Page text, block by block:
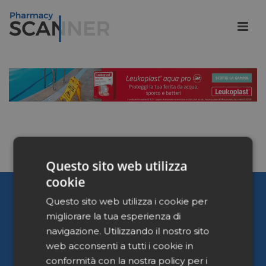
Pharmacy Scanner
Chi siamo
Contattaci
Privacy Policy
Questo sito web utilizza
cookie
Questo sito web utilizza i cookie per
migliorare la tua esperienza di
navigazione. Utilizzando il nostro sito
web acconsenti a tutti i cookie in
conformità con la nostra policy per i